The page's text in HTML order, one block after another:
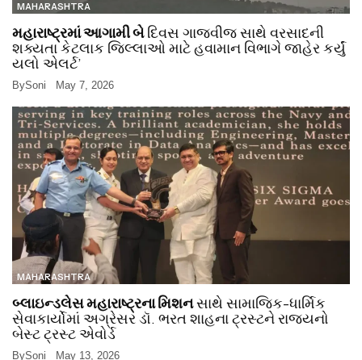
MAHARASHTRA
મહારાષ્ટ્રમાં આગામી બેદિવસ ગાજવીજ સાથે વરસાદની
શક્યતા કેટલાક જિલ્લાઓ માટે હવામાન વિભાગે જાહેર કર્યું
યલો એલર્ટ’
BySoni May 7, 2026
MAHARASHTRA
બ્લાઇન્ડલેસ મહારાષ્ટ્રના મિશનસાથે સામાજિક-ધાર્મિક
સેવાકાર્યોમાં અગ્રેસર ડૉ. ભરત શાહના ટ્રસ્ટને રાજ્યનો
બેસ્ટ ટ્રસ્ટ એવોર્ડ
BySoni May 13, 2026